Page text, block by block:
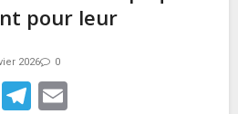
pour leur
2026 0
X Telegram